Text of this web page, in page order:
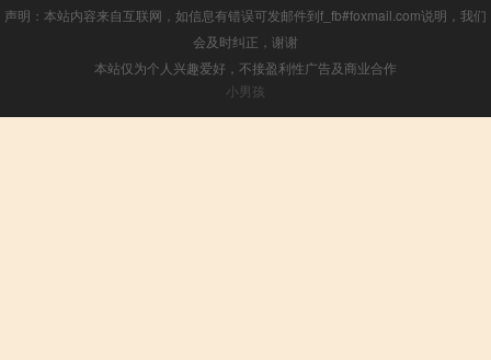
声明：本站内容来自互联网，如信息有错误可发邮件到f_fb#foxmail.com说明，我们
会及时纠正，谢谢
本站仅为个人兴趣爱好，不接盈利性广告及商业合作
小男孩